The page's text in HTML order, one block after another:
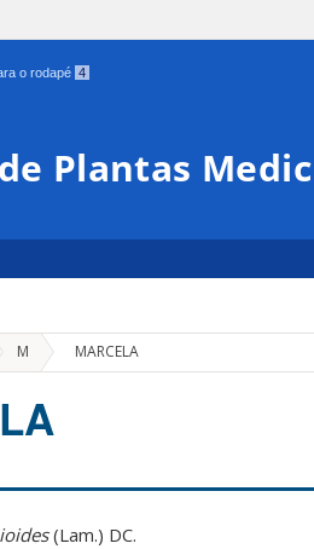
o rodapé 4
Plantas
M » MARCELA
(Lam.) DC.